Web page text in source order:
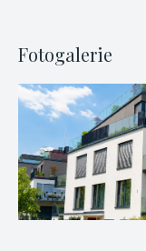
Fotogalerie